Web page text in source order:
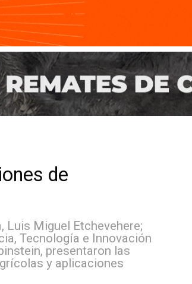
de
Luis Miguel